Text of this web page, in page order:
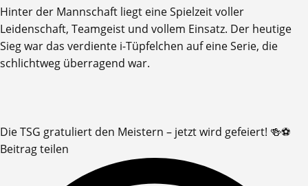
​Hinter der Mannschaft liegt eine Spielzeit voller
Leidenschaft, Teamgeist und vollem Einsatz. Der heutige
Sieg war das verdiente i-Tüpfelchen auf eine Serie, die
schlichtweg überragend war.
​Die TSG gratuliert den Meistern – jetzt wird gefeiert! 🍻⚽️
Beitrag teilen